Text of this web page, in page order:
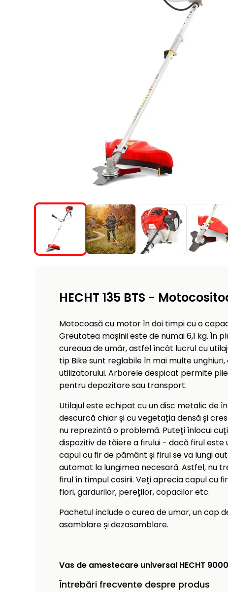
HECHT 135 BTS -
Motocoasă cu motor în doi timpi cu o
Greutatea mașinii este de numai 6,1 kg.
cureaua de umăr, astfel încât lucrul cu
tip Bike sunt reglabile în mai multe
utilizatorului. Arborele despicat permite
pentru depozitare sau transport.
Utilajul este echipat cu un disc metalic de
descurcă chiar și cu vegetația densă și
nu reprezintă o problemă. Puteți înlocui
dispozitiv de tăiere a firului - dacă firul
capul cu fir de pământ și firul se va lungi
automat la lungimea necesară. Astfel, nu
firul în timpul cosirii. Veți aprecia capul cu
flori, gardurilor, pereților, copacilor etc.
Pachetul include o curea de umar, un cap
asamblare și dezasamblare.
Vas de amestecare universal HECHT
Întrebări frecvente despre produs